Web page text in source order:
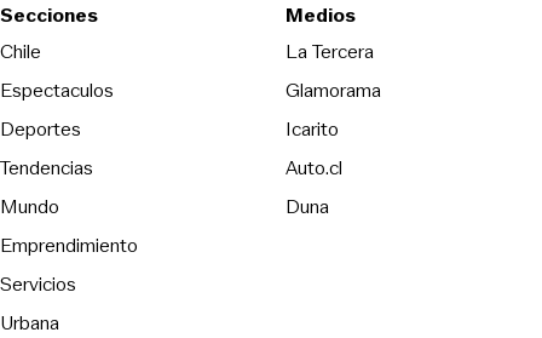
Secciones
Chile
Espectaculos
Deportes
Tendencias
Mundo
Emprendimiento
Servicios
Urbana
Medios
La TerceraOpens in new
Glamorama
Icarito
Auto.cl
DunaOpens in new window